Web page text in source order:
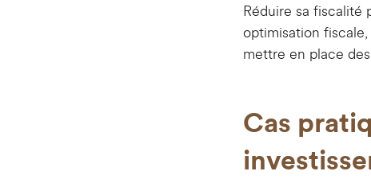
Réduire sa
optimisation
mettre en place
Cas